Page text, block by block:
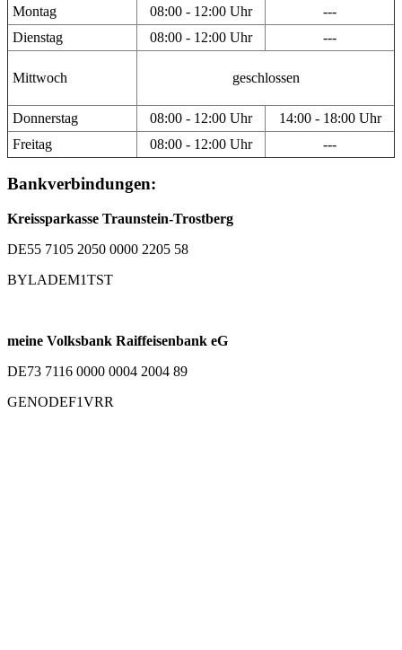
Montag 08:00 - 12:00 Uhr
---
Dienstag
08:00 - 12:00 Uhr ---
Mittwoch geschlossen
Donnerstag 08:00 - 12:00 Uhr
14:00 - 18:00 Uhr
Freitag
08:00 - 12:00 Uhr ---
Bankverbindungen:
Kreissparkasse Traunstein-Trostberg
DE55 7105 2050 0000 2205 58
BYLADEM1TST
meine Volksbank Raiffeisenbank eG
DE73 7116 0000 0004 2004 89
GENODEF1VRR